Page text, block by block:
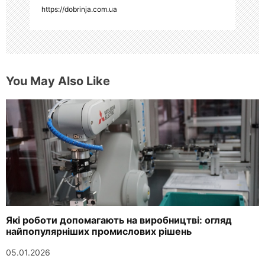
м
https://dobrinja.com.ua
You May Also Like
Які роботи допомагають на виробництві: огляд
найпопулярніших промислових рішень
05.01.2026